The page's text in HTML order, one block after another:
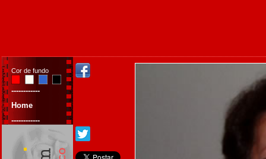
Cor de fundo
------------
Home
------------